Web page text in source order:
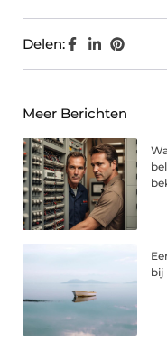
Delen:
Meer Berichten
bij